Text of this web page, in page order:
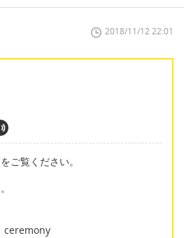
2018/11/12 22:01
ご覧ください。